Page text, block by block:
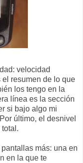
velocidad
resumen de lo que
los tengo en la
línea es la sección
si bajo algo mi
último, el desnivel
más: una en
en la que te